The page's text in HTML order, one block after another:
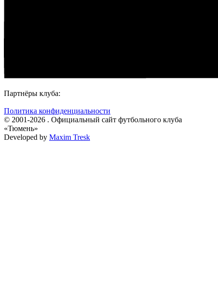
Партнёры клуба:
Политика конфиденциальности
© 2001-2026 . Официальный сайт футбольного клуба
«Тюмень»
Developed by Maxim Tresk